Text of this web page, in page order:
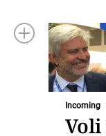
Incoming
Voli